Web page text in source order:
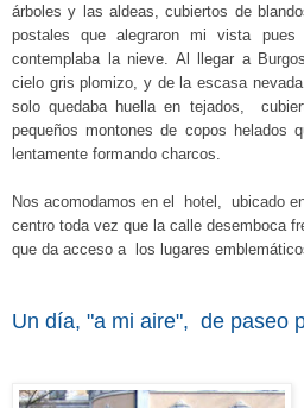
árboles y las aldeas, cubiertos de
postales que alegraron mi vista
contemplaba la nieve. Al llegar a
cielo gris plomizo, y de laescasa
solo quedaba huella en tejados,
pequeños montones de copos helados
lentamente formando charcos.
Nos acomodamos en el
hotel, ubicado
centro toda vez que la calle desemboca
que da acceso a los lugares
Un día, "a mi aire", de paseo